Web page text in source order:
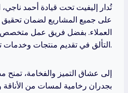
تُدار إليفيت تحت قيادة أحمد
على جميع المشاريع لضمان تحقيق
العملاء. بفضل فريق عمل متخصص
التألق في تقديم منتجات وخدمات تلبي وتتجاوز التوقعات.
إلى عشاق التميز والفخامة، تمنح
بجدران رخامية لمسات من الأناقة